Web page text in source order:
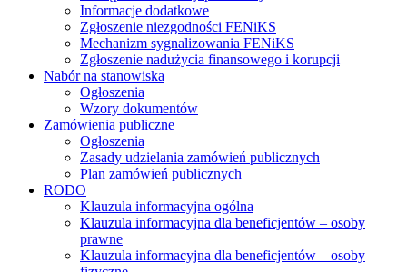
Informacje dodatkowe
Zgłoszenie niezgodności FENiKS
Mechanizm sygnalizowania FENiKS
Zgłoszenie nadużycia finansowego i korupcji
Nabór na stanowiska
Ogłoszenia
Wzory dokumentów
Zamówienia publiczne
Ogłoszenia
Zasady udzielania zamówień publicznych
Plan zamówień publicznych
RODO
Klauzula informacyjna ogólna
Klauzula informacyjna dla beneficjentów – osoby
prawne
Klauzula informacyjna dla beneficjentów – osoby